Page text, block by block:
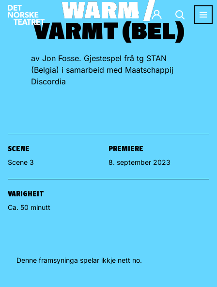
WARM /
VARMT (BEL)
WARM /
VARMT (BEL)
av Jon Fosse. Gjestespel frå tg STAN
(Belgia) i samarbeid med Maatschappij
Discordia
SCENE
Scene 3
PREMIERE
8. september 2023
VARIGHEIT
Ca. 50 minutt
Denne framsyninga spelar ikkje nett no.